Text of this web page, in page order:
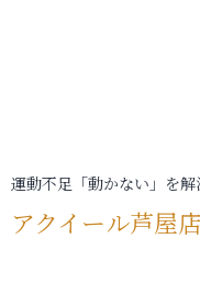
運動不足「動かない」を解
アクイール芦屋店